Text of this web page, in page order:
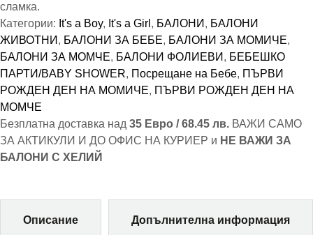
сламка.
Категории: It's a Boy, It's a Girl , БАЛОНИ , БАЛОНИ
ЖИВОТНИ , БАЛОНИ ЗА БЕБЕ, БАЛОНИ ЗА МОМИЧЕ,
БАЛОНИ ЗА МОМЧЕ, БАЛОНИ ФОЛИЕВИ , БЕБЕШКО
ПАРТИ/BABY SHOWER, Посрещане на Бебе, ПЪРВИ
РОЖДЕН ДЕН НА МОМИЧЕ, ПЪРВИ РОЖДЕН ДЕН НА
МОМЧЕ
Безплатна доставка над 35 Евро / 68.45 лв. ВАЖИ САМО
ЗА АКТИКУЛИ И ДО ОФИС НА КУРИЕР и НЕ ВАЖИ ЗА
БАЛОНИ С ХЕЛИЙ
Описание Допълнителна информация